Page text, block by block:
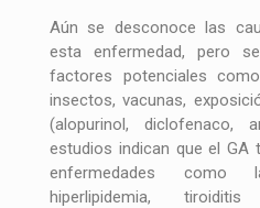
Aún se desconoce las
esta enfermedad, pero
factores potenciales
insectos, vacunas,
(alopurinol, diclofenaco,
estudios indican que el GA
enfermedades como
hiperlipidemia,